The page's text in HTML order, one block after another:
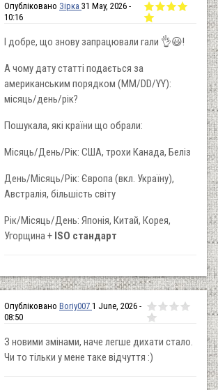
Опубліковано Зірка 31 May, 2026 -
10:16
І добре, що знову запрацювали гали 👌😃!
А чому дату статті подається за
американським порядком (MM/DD/YY):
місяць/день/рік?
Пошукала, які країни що обрали:
Місяць/День/Рік: США, трохи Канада, Беліз
День/Місяць/Рік: Європа (вкл. Україну),
Австралія, більшість світу
Рік/Місяць/День: Японія, Китай, Корея,
Угорщина + ISO стандарт
Опубліковано Boriy007 1 June, 2026 -
08:50
З новими змінами, наче легше дихати стало.
Чи то тільки у мене таке відчуття :)